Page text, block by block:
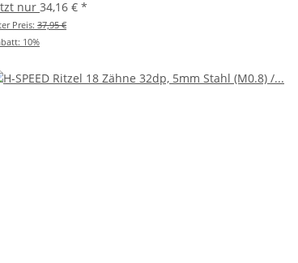
nur 34,16 € *
Preis: 37,95 €
10%